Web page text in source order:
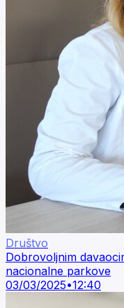
Društvo
Dobrovoljnim
nacionalne parkove
03/03/2025•12:40